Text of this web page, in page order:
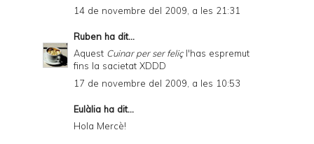
14 de novembre del 2009, a les 21:31
Ruben ha dit...
Aquest Cuinar per ser feliçl'has espremut
fins la sacietat XDDD
17 de novembre del 2009, a les 10:53
Eulàlia ha dit...
Hola Mercè!